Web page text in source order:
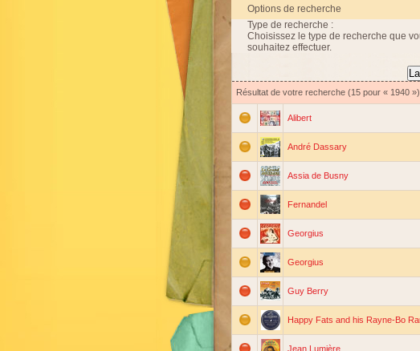
Options de recherche
Type de recherche :
Choisissez le type de recherche que
souhaitez effectuer.
Résultat de votre recherche (15 pour « 1940 »)
Alibert
André Dassary
Assia de Busny
Fernandel
Georgius
Georgius
Guy Berry
Happy Fats and his Rayne-Bo
Jean Lumière